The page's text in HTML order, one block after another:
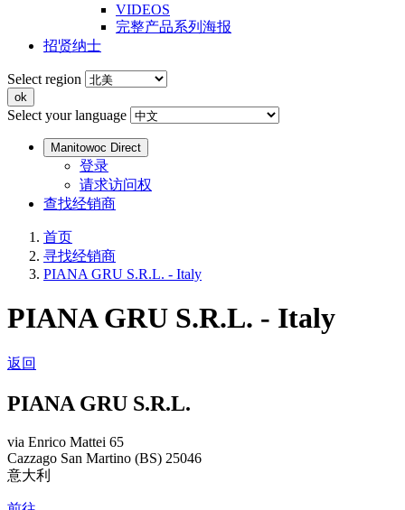
VIDEOS
完整产品系列海报
招贤纳士
Select region
Select your language
Manitowoc Direct
登录
请求访问权
查找经销商
首页
寻找经销商
PIANA GRU S.R.L. - Italy
PIANA GRU S.R.L. - Italy
返回
PIANA GRU S.R.L.
via Enrico Mattei 65
Cazzago San Martino (BS) 25046
意大利